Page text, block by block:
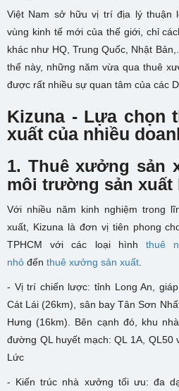
Việt Nam sở hữu vị trí địa lý thuận
vùng kinh tế mới của thế giới, chỉ
khác như HQ, Trung Quốc, Nhật
thế này, những năm vừa qua thuê
được rất nhiều sự quan tâm của các
Kizuna - Lựa chọn
xuất của nhiều
1. Thuê xưởng sản
môi trường sản
Với nhiều năm kinh nghiệm trong
xuất, Kizuna là đơn vị tiên phong
TPHCM với các loại hình thuê
nhỏ đến thuê xưởng sản xuất.
- Vị trí chiến lược: tỉnh Long An,
Cát Lái (26km), sân bay Tân Sơn
Hưng (16km). Bên cạnh đó, khu
đường QL huyết mạch: QL 1A, QL50
Lức
- Kiến trúc nhà xưởng tối ưu: đa